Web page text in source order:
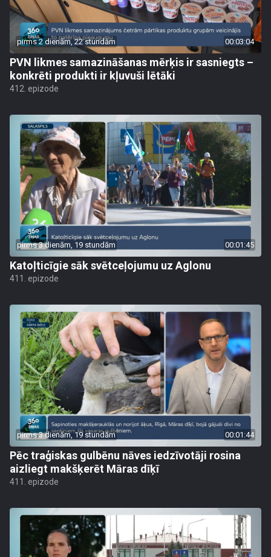
pirms 2 dienām, 22 stundām 00:03:04
PVN likmes samazināšanas mērķis ir sasniegts –
konkrēti produkti ir kļuvuši lētāki
412. epizode
pirms 3 dienām, 19 stundām 00:01:45
Katoļticīgie sāk svētceļojumu uz Aglonu
411. epizode
pirms 3 dienām, 19 stundām 00:01:44
Pēc traģiskas gulbēnu nāves iedzīvotāji rosina
aizliegt makšķerēt Māras dīķī
411. epizode